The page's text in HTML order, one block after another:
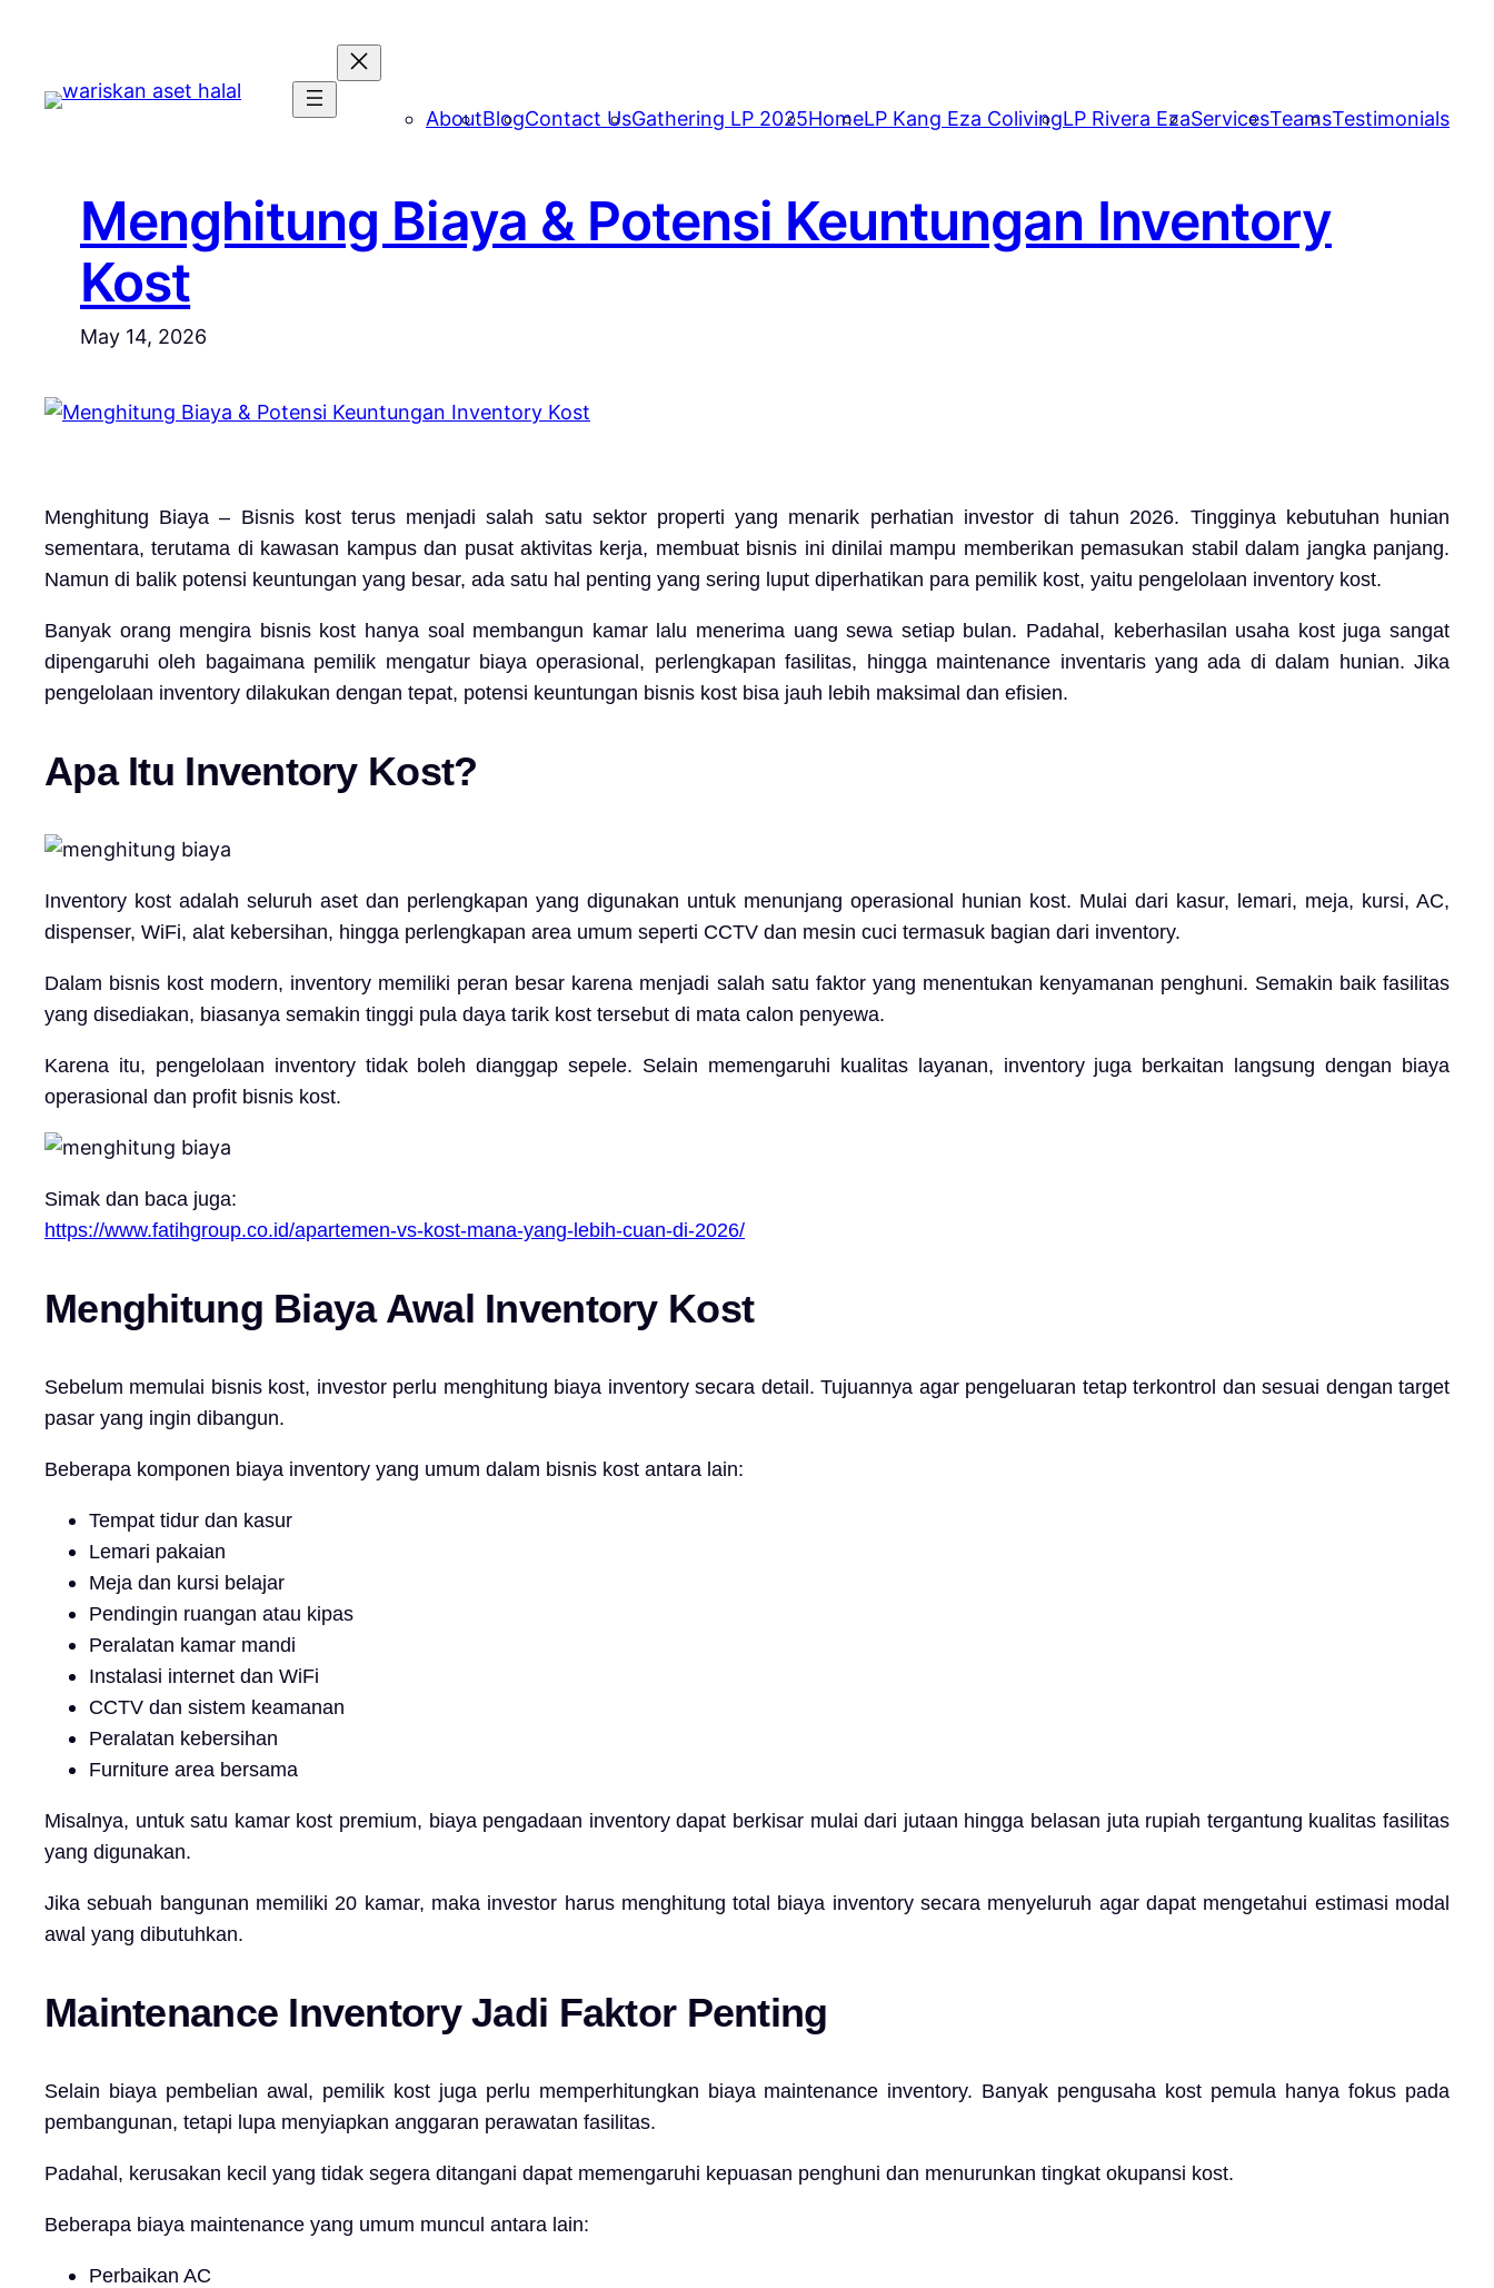
content
AboutBlogContact UsGathering LP 2025HomeLP Kang Eza ColivingLP Rivera EzaServicesTeamsTestimonials
Menghitung Biaya & Potensi Keuntungan Inventory
Kost
May 14, 2026
Menghitung Biaya – Bisnis kost terus menjadi salah satu sektor properti yang menarik perhatian investor di tahun 2026. Tingginya kebutuhan hunian
sementara, terutama di kawasan kampus dan pusat aktivitas kerja, membuat bisnis ini dinilai mampu memberikan pemasukan stabil dalam jangka panjang.
Namun di balik potensi keuntungan yang besar, ada satu hal penting yang sering luput diperhatikan para pemilik kost, yaitu pengelolaan inventory kost.
Banyak orang mengira bisnis kost hanya soal membangun kamar lalu menerima uang sewa setiap bulan. Padahal, keberhasilan usaha kost juga sangat
dipengaruhi oleh bagaimana pemilik mengatur biaya operasional, perlengkapan fasilitas, hingga maintenance inventaris yang ada di dalam hunian. Jika
pengelolaan inventory dilakukan dengan tepat, potensi keuntungan bisnis kost bisa jauh lebih maksimal dan efisien.
Apa Itu Inventory Kost?
Inventory kost adalah seluruh aset dan perlengkapan yang digunakan untuk menunjang operasional hunian kost. Mulai dari kasur, lemari, meja, kursi, AC,
dispenser, WiFi, alat kebersihan, hingga perlengkapan area umum seperti CCTV dan mesin cuci termasuk bagian dari inventory.
Dalam bisnis kost modern, inventory memiliki peran besar karena menjadi salah satu faktor yang menentukan kenyamanan penghuni. Semakin baik fasilitas
yang disediakan, biasanya semakin tinggi pula daya tarik kost tersebut di mata calon penyewa.
Karena itu, pengelolaan inventory tidak boleh dianggap sepele. Selain memengaruhi kualitas layanan, inventory juga berkaitan langsung dengan biaya
operasional dan profit bisnis kost.
Simak dan baca juga:
https://www.fatihgroup.co.id/apartemen-vs-kost-mana-yang-lebih-cuan-di-2026/
Menghitung Biaya Awal Inventory Kost
Sebelum memulai bisnis kost, investor perlu menghitung biaya inventory secara detail. Tujuannya agar pengeluaran tetap terkontrol dan sesuai dengan target
pasar yang ingin dibangun.
Beberapa komponen biaya inventory yang umum dalam bisnis kost antara lain:
Tempat tidur dan kasur
Lemari pakaian
Meja dan kursi belajar
Pendingin ruangan atau kipas
Peralatan kamar mandi
Instalasi internet dan WiFi
CCTV dan sistem keamanan
Peralatan kebersihan
Furniture area bersama
Misalnya, untuk satu kamar kost premium, biaya pengadaan inventory dapat berkisar mulai dari jutaan hingga belasan juta rupiah tergantung kualitas fasilitas
yang digunakan.
Jika sebuah bangunan memiliki 20 kamar, maka investor harus menghitung total biaya inventory secara menyeluruh agar dapat mengetahui estimasi modal
awal yang dibutuhkan.
Maintenance Inventory Jadi Faktor Penting
Selain biaya pembelian awal, pemilik kost juga perlu memperhitungkan biaya maintenance inventory. Banyak pengusaha kost pemula hanya fokus pada
pembangunan, tetapi lupa menyiapkan anggaran perawatan fasilitas.
Padahal, kerusakan kecil yang tidak segera ditangani dapat memengaruhi kepuasan penghuni dan menurunkan tingkat okupansi kost.
Beberapa biaya maintenance yang umum muncul antara lain:
Perbaikan AC